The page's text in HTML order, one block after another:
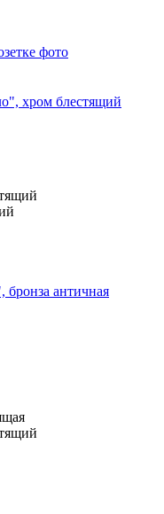
хром блестящий
бронза античная